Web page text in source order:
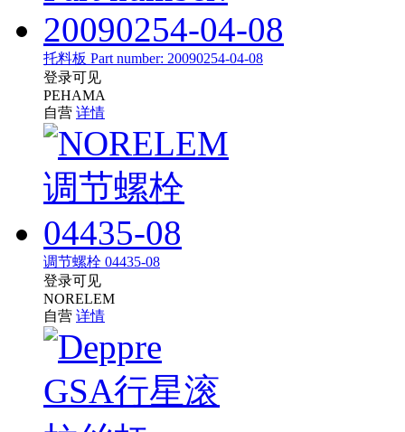
托料板 Part number: 20090254-04-08
登录可见
PEHAMA
自营 详情
调节螺栓 04435-08
登录可见
NORELEM
自营 详情